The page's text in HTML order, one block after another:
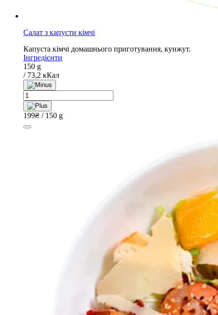
Салат з капусти кімчі
Капуста кімчі домашнього приготування, кунжут.
Інгредієнти
150 g
/ 73,2 кКал
Салат
з
капусти
кімчі
quantity
199₴ / 150 g